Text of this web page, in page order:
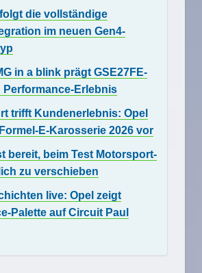
die vollständige
im neuen Gen4-
in a blink prägt GSE27FE-
Performance-Erlebnis
trifft Kundenerlebnis: Opel
E-Karosserie 2026 vor
bereit, beim Test Motorsport-
zu verschieben
live: Opel zeigt
Palette auf Circuit Paul